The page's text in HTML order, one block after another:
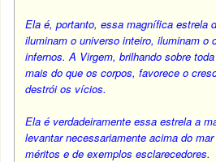
Ela é, portanto, essa magnífica estrela
iluminam o universo inteiro, iluminam o
infernos. A Virgem, brilhando sobre
mais do que os corpos, favorece o
destrói os vícios.
Ela é verdadeiramente essa estrela a
levantar necessariamente acima do
méritos e de exemplos esclarecedores.